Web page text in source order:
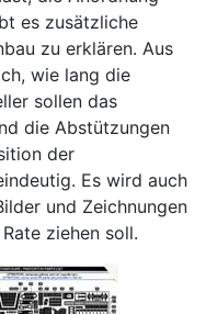
es zusätzliche
zu erklären. Aus
wie lang die
sollen das
die Abstützungen
der
Es wird auch
und Zeichnungen
ziehen soll.